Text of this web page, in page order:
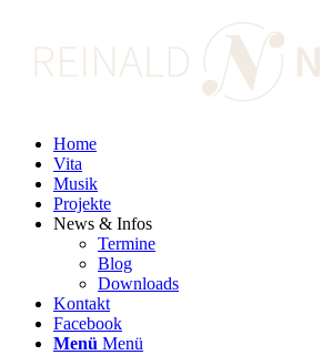
Home
Vita
Musik
Projekte
News & Infos
Termine
Blog
Downloads
Kontakt
Facebook
Menü Menü